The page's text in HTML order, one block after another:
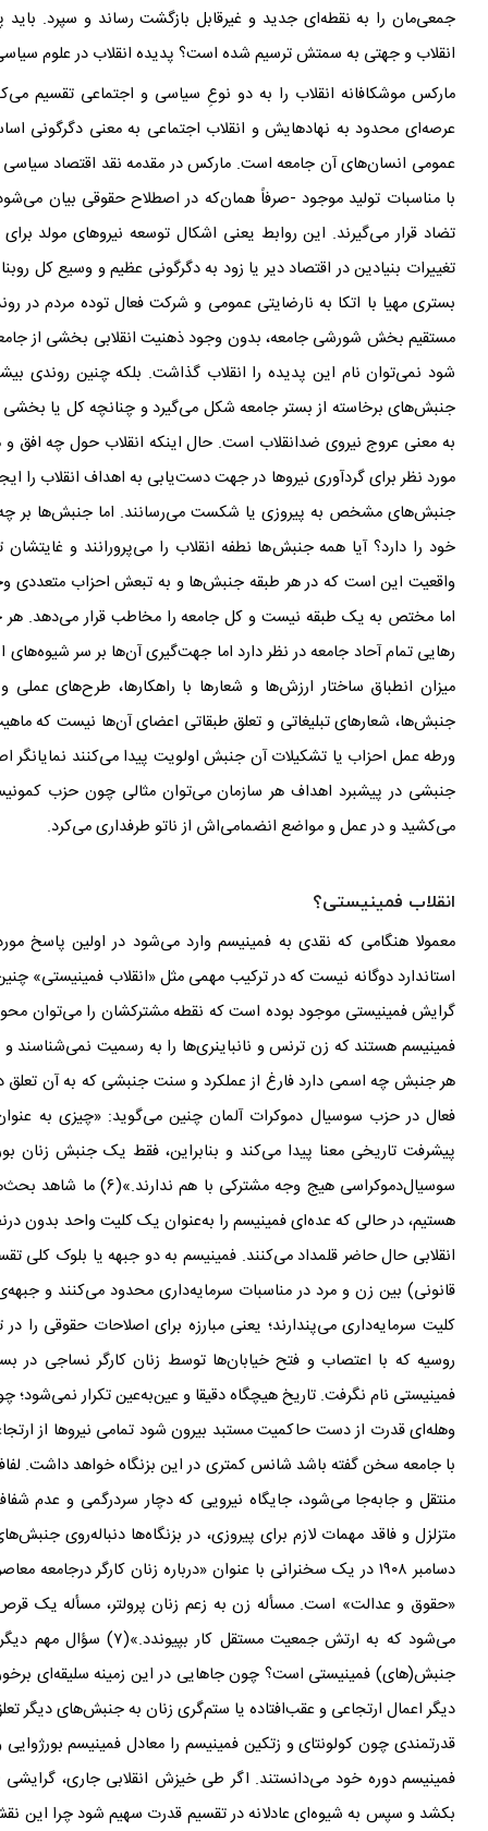
جمعیمان را به نقطهای جدید و غیر‌قابل بازگشت رساند و سپرد. باید
انقلاب و جهتی به سمتش ترسیم شده است؟ پدیده انقلاب در علوم
مارکس موشکافانه انقلاب را به دو نوعِ سیاسی و اجتماعی تقسیم می
عرصهای محدود به نهادهایش و انقلاب اجتماعی به معنی دگرگونی
عمومی انسانهای آن جامعه است. مارکس در مقدمه نقد اقتصاد
با مناسبات تولید موجود -صرفاً همان‌که در اصطلاح حقوقی بیان می
تضاد قرار میگیرند. این روابط یعنی اشکال توسعه نیروهای مولد
تغییرات بنیادین در اقتصاد دیر یا زود به دگرگونی عظیم و وسیع کل
بستری مهیا با اتکا به نارضایتی عمومی و شرکت فعال توده مردم در
مستقیم بخش شورشی جامعه، بدون وجود ذهنیت انقلابی بخشی از
شود نمیتوان نام این پدیده را انقلاب گذاشت. بلکه چنین روندی
جنبشهای برخاسته از بستر جامعه شکل میگیرد و چنانچه کل یا
به معنی عروج نیروی ضدانقلاب است. حال اینکه انقلاب حول چه
مورد نظر برای گردآوری نیروها در جهت دستیابی به اهداف انقلاب را
جنبشهای مشخص به پیروزی یا شکست میرسانند. اما جنبشها بر
خود را دارد؟ آیا همهجنبشها نطفه انقلاب را میپرورانند و
واقعیت این است که در هر طبقه جنبشها و به تبعش احزاب متعددی
اما مختص به یک طبقه نیست و کل جامعه را مخاطب قرار میدهد.
رهایی تمام آحاد جامعه در نظر دارد اما جهتگیری آنها بر سر شیوههای
میزان انطباق ساختار ارزشها و شعارها با راهکارها، طرحهای عملی
جنبشها، شعارهای تبلیغاتی و تعلق طبقاتی اعضای آنها نیست که
ورطهعمل احزاب یا تشکیلات آن جنبش اولویت پیدا میکنند
جنبشی در پیشبرد اهداف هر سازمان میتوان مثالی چون حزب
میکشید و در عمل و مواضع انضمامیاش از ناتو طرفداری میکرد.
انقلاب فمینیستی؟
معمولا هنگامی که نقدی به فمینیسم وارد میشود در اولین پاسخ
استاندارد دوگانه نیست که در ترکیب مهمی مثل «انقلاب فمینیستی»
گرایش فمینیستی موجود بوده است که نقطهمشترکشان را میتوان
فمینیسم هستند که زن ترنس و نانباینری‌ها را به رسمیت
هر جنبش چه اسمی دارد فارغ از عملکرد و سنت جنبشی که به آن تعلق
فعال در حزب سوسیال دموکرات آلمان چنین میگوید: «چیزی به
پیشرفت تاریخی معنا پیدا میکند و بنابراین، فقط یک جنبش زنان
سوسیال‌دموکراسی هیج وجه مشترکی با هم ندارند.»(۶) ما شاهد بحث
هستیم، در حالی که عدهای فمینیسم را به‌عنوان یک کلیت واحد بدون
انقلابی حال حاضر قلمداد میکنند. فمینیسم به دو جبهه یا بلوک کلی
قانونی) بین زن و مرد در مناسبات سرمایه‌داری محدود می‌کنند و
کلیت سرمایه‌داری میپندارند؛ یعنی مبارزه برای اصلاحات حقوقی را
روسیه که با اعتصاب و فتح خیابانها توسط زنان کارگر نساجی در
فمینیستی نام نگرفت. تاریخ هیچگاه دقیقا و عین‌به‌عین تکرار نمیشود؛
وهلهای قدرت از دست حاکمیت مستبد بیرون شود تمامی نیروها از
با جامعه سخن گفته باشد شانس کمتری در این بزنگاه خواهد داشت.
منتقل و جا‌به‌جا میشود، جایگاه نیرویی که دچار سردرگمی و
متزلزل و فاقد مهمات لازم برای پیروزی، در بزنگاهها دنبالهروی جنبش
دسامبر ۱۹۰۸ در یک سخنرانی
با عنوان «دربارهزنان کارگر درجامعه
«حقوق و عدالت» است. مسأله زن به زعم زنان پرولتر، مسألهیک قرص
می
شود که به ارتش جمعیت
جنبش(های) فمینیستی است؟ چون جاهایی در این زمینه سلیقهای
دیگر اعمال ارتجاعی و عقبافتاده یا ستمگری زنان به جنبشهای دیگر
قدرتمندی چون کولونتای و زتکین فمینیسم را معادل فمینیسم
فمینیسم دوره خود میدانستند. اگر طی خیزش انقلابی جاری،
بکشد و سپس به شیوهای عادلانه در تقسیم قدرت سهیم شود چرا این